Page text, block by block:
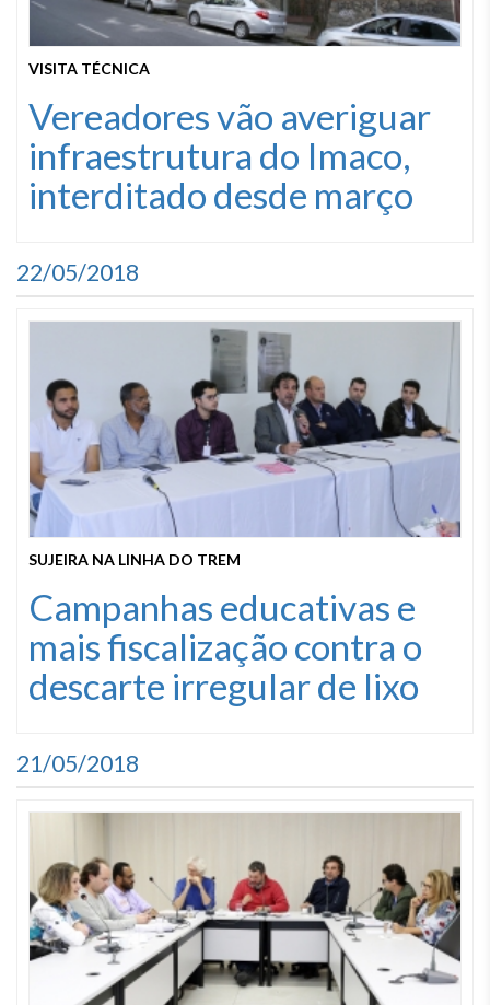
VISITA TÉCNICA
Vereadores vão averiguar
infraestrutura do Imaco,
interditado desde março
22/05/2018
SUJEIRA NA LINHA DO TREM
Campanhas educativas e
mais fiscalização contra o
descarte irregular de lixo
21/05/2018